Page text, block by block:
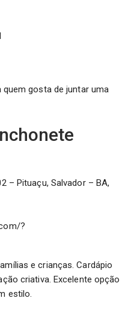
gosta de juntar uma
– Pituaçu, Salvador – BA,
?
e crianças. Cardápio
criativa. Excelente opção
estilo.